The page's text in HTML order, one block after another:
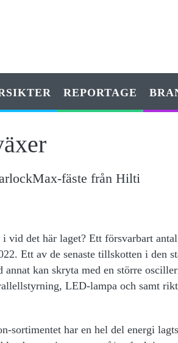
REPORTAGE
fäste från Hilti
vid det här laget? Ett försvarbart
Ett av de senaste tillskotten i den
kan skryta med en större
LED-lampa och samt
sortimentet har en hel del energi